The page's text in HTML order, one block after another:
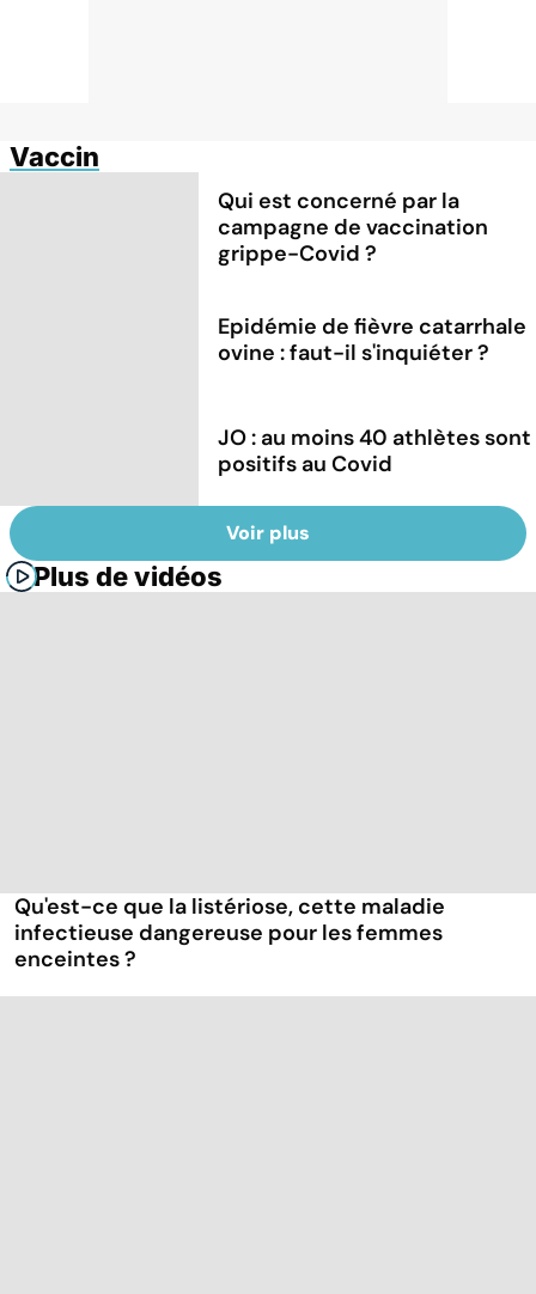
Vaccin
Qui est concerné par la
campagne de vaccination
grippe-Covid ?
Epidémie de fièvre catarrhale
ovine : faut-il s'inquiéter ?
JO : au moins 40 athlètes sont
positifs au Covid
Voir plus
Plus de vidéos
Qu'est-ce que la listériose, cette maladie
infectieuse dangereuse pour les femmes
enceintes ?